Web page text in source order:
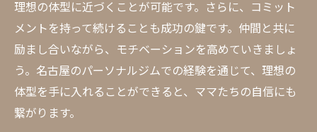
名古屋のジムでのオーダーメイドトレーニ
ングの魅力
個別指導で産後ダイエットを名古屋で成功
させる
名古屋での産後ダイエットに応じた特別ト
レーニング
理想の体型に近づくことが可能です。さらに、コミット
メントを持って続けることも成功の鍵です。仲間と共に
励まし合いながら、モチベーションを高めていきましょ
う。名古屋のパーソナルジムでの経験を通じて、理想の
体型を手に入れることができると、ママたちの自信にも
繋がります。